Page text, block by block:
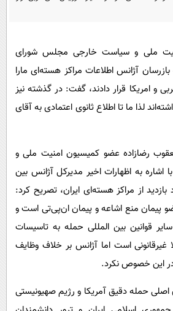
گوناگون
حوادث
محیط زیست
اجتماعی
حیات وحش
سیاست خارجی
پیامک
آشپزی
دانلود
ملی و سیاست خارجی مجلس شورای
بازرسان آژانس اطلاعات مراکز هسته‌ای مارا
و امریکا قرار دادند، گفت: در گذشته نیز
لذا ما تا اطلاع ثانوی اعتمادی به آقای
رضازاده عضو کمیسیون امنیت ملی و
به اظهارات اخیر مدیرکل آژانس بین
بازدید از مراکز هسته‌ای ایران، تصریح کرد:
پیمان منع اشاعه و پیمان ان‌پی‌تی است و
قوانین بین المللی حمله به تاسیسات
است اما آژانس بر خلاف وظایف
این خصوص نکرد.
اصلی حمله دقیق آمریکا و رژیم صهیونیستی